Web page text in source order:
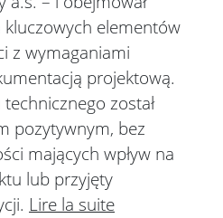
elementów
z wymaganiami
projektową.
został
pozytywnym, bez
mających wpływ na
lub przyjęty
Lire la suite